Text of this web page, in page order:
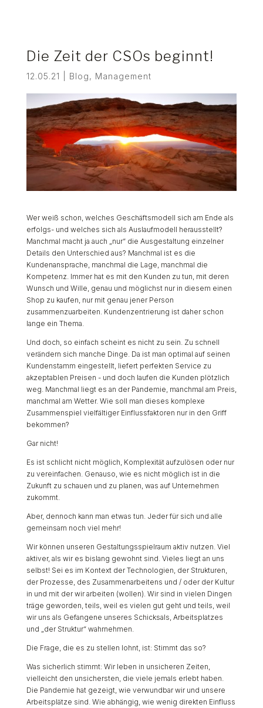
Die Zeit der CSOs beginnt!
12.05.21 Blog, Management
Wer weiß schon, welches Geschäftsmodell sich am Ende als
erfolgs- und welches sich als Auslaufmodell herausstellt?
Manchmal macht ja auch „nur“ die Ausgestaltung einzelner
Details den Unterschied aus? Manchmal ist es die
Kundenansprache, manchmal die Lage, manchmal die
Kompetenz. Immer hat es mit den Kunden zu tun, mit deren
Wunsch und Wille, genau und möglichst nur in diesem einen
Shop zu kaufen, nur mit genau jener Person
zusammenzuarbeiten. Kundenzentrierung ist daher schon
lange ein Thema.
Und doch, so einfach scheint es nicht zu sein. Zu schnell
verändern sich manche Dinge. Da ist man optimal auf seinen
Kundenstamm eingestellt, liefert perfekten Service zu
akzeptablen Preisen - und doch laufen die Kunden plötzlich
weg. Manchmal liegt es an der Pandemie, manchmal am Preis,
manchmal am Wetter. Wie soll man dieses komplexe
Zusammenspiel vielfältiger Einflussfaktoren nur in den Griff
bekommen?
Gar nicht!
Es ist schlicht nicht möglich, Komplexität aufzulösen oder nur
zu vereinfachen. Genauso, wie es nicht möglich ist in die
Zukunft zu schauen und zu planen, was auf Unternehmen
zukommt.
Aber, dennoch kann man etwas tun. Jeder für sich und alle
gemeinsam noch viel mehr!
Wir können unseren Gestaltungsspielraum aktiv nutzen. Viel
aktiver, als wir es bislang gewohnt sind. Vieles liegt an uns
selbst! Sei es im Kontext der Technologien, der Strukturen,
der Prozesse, des Zusammenarbeitens und / oder der Kultur
in und mit der wir arbeiten (wollen). Wir sind in vielen Dingen
träge geworden, teils, weil es vielen gut geht und teils, weil
wir uns als Gefangene unseres Schicksals, Arbeitsplatzes
und „der Struktur“ wahrnehmen.
Die Frage, die es zu stellen lohnt, ist: Stimmt das so?
Was sicherlich stimmt: Wir leben in unsicheren Zeiten,
vielleicht den unsichersten, die viele jemals erlebt haben.
Die Pandemie hat gezeigt, wie verwundbar wir und unsere
Arbeitsplätze sind. Wie abhängig, wie wenig direkten Einfluss